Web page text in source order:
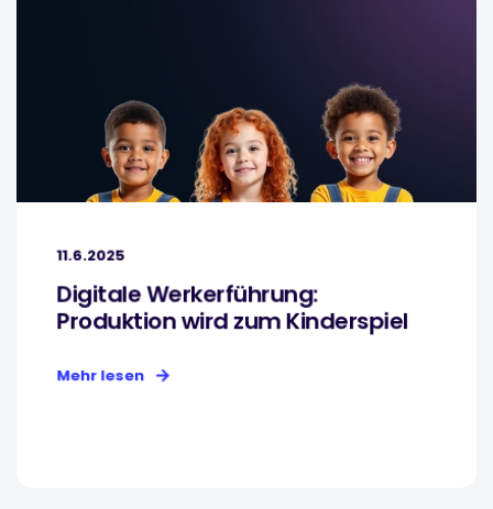
11.6.2025
Digitale Werkerführung:
Produktion wird zum Kinderspiel
Mehr lesen